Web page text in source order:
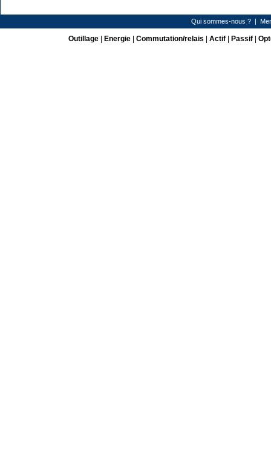
Qui sommes-nous ?|
Outillage| Energie| Commutation/relais Actif| Passif|